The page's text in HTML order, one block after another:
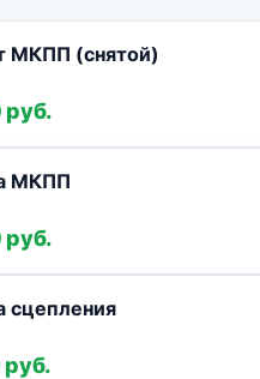
МКПП (снятой)
руб.
МКПП
руб.
сцепления
руб.